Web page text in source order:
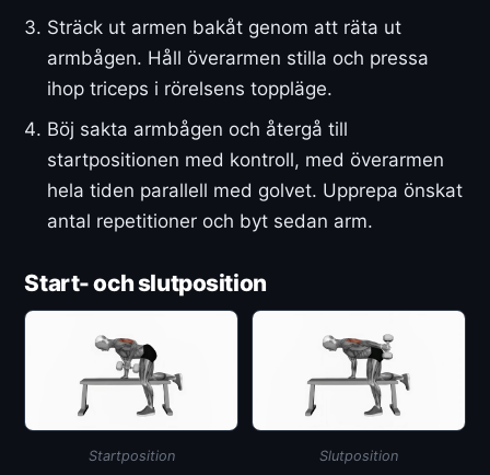
Sträck ut armen bakåt genom att räta ut
armbågen. Håll överarmen stilla och pressa
ihop triceps i rörelsens toppläge.
Böj sakta armbågen och återgå till
startpositionen med kontroll, med överarmen
hela tiden parallell med golvet. Upprepa önskat
antal repetitioner och byt sedan arm.
Start- och slutposition
Startposition Slutposition